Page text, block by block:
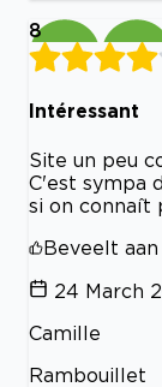
8
Intéressant
Site un peu
C'est sympa
si on connaît
Beveelt aan
24 March
Camille
Rambouillet